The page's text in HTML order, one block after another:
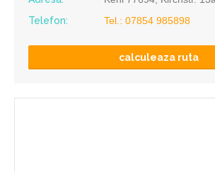
Telefon:
Tel.: 07854 985898
calculeaza ruta